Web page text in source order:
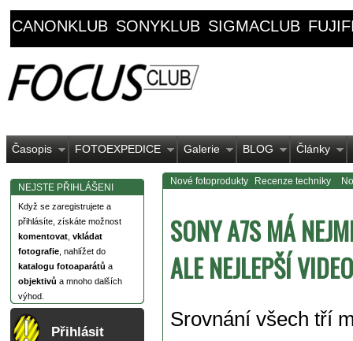
CANONKLUB SONYKLUB SIGMACLUB
Časopis FOTOEXPEDICE Galerie BLOG Články
NEJSTE PŘIHLÁŠENI
Když se zaregistrujete a
přihlásíte, získáte možnost
komentovat vkládat
fotografie , nahlížet do
katalogu fotoaparátů a
objektivů a mnoho dalších
výhod.
Přihlásit
Nové fotoprodukty Recenze techniky
SONY A7S MÁ
ALE NEJLEPŠÍ
Srovnání všech tří